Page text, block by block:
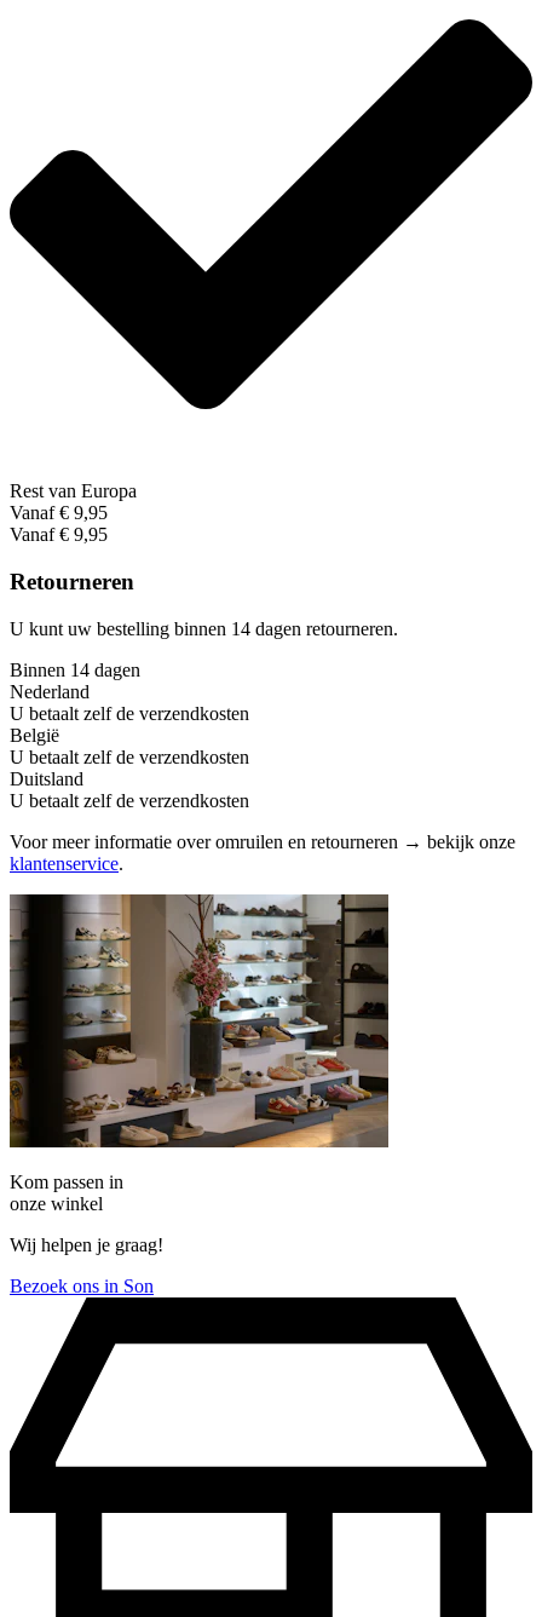
Rest van Europa
Vanaf € 9,95
Vanaf € 9,95
Retourneren
U kunt uw bestelling binnen 14 dagen retourneren.
Binnen 14 dagen
Nederland
U betaalt zelf de verzendkosten
België
U betaalt zelf de verzendkosten
Duitsland
U betaalt zelf de verzendkosten
Voor meer informatie over omruilen en retourneren → bekijk onze
klantenservice.
Kom passen in
onze winkel
Wij helpen je graag!
Bezoek ons in Son